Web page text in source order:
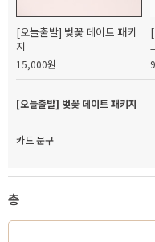
[오늘출발] 벚꽃 데이트 패키
지
15,000원
[오늘출발] 벚꽃 데이트 패키지
카드 문구
총